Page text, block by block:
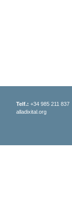
Telf.: +34 985 211 837
alladixital.org